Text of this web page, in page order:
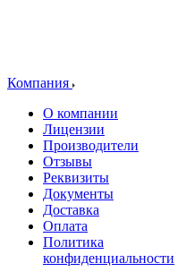
Компания
О компании
Лицензии
Производители
Отзывы
Реквизиты
Документы
Доставка
Оплата
Политика
конфиденциальности